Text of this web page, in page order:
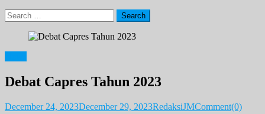
Search
for:
Debat Capres Tahun 2023
December 24, 2023December 29, 2023RedaksiJMComment(0)